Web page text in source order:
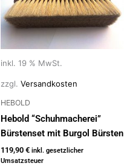
inkl. 19 % MwSt.
zzgl. Versandkosten
HEBOLD
Hebold “Schuhmacherei”
Bürstenset mit Burgol Bürsten
119,90 € inkl. gesetzlicher
Umsatzsteuer